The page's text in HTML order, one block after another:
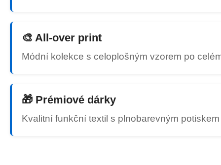
🎨 All-over print
Módní kolekce s celoplošným vzorem po
🎁 Prémiové dárky
Kvalitní funkční textil s plnobarevným potiskem